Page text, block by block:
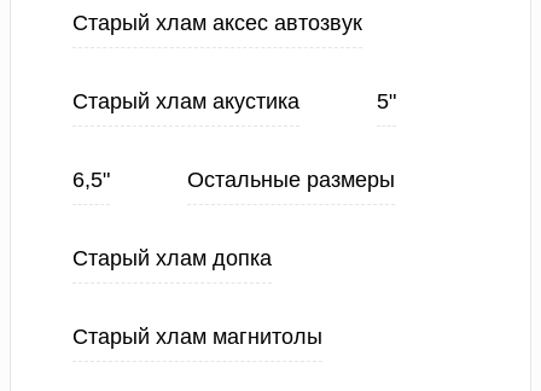
Старый хлам аксес автозвук
Старый хлам акустика 5"
6,5" Остальные размеры
Старый хлам допка
Старый хлам магнитолы